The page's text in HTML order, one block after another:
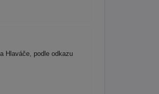
Hlaváče, podle odkazu